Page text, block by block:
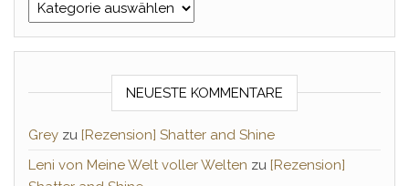
Kategorien
NEUESTE KOMMENTARE
Grey zu [Rezension] Shatter and Shine
Leni von Meine Welt voller Welten zu [Rezension]